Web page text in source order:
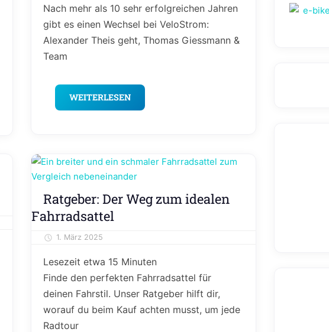
Nach mehr als 10 sehr erfolgreichen Jahren
gibt es einen Wechsel bei VeloStrom:
Alexander Theis geht, Thomas Giessmann &
Team
WEITERLESEN
Meinung
&
Zubehör
Ratgeber: Der Weg zum idealen
Fahrradsattel
1. März 2025
Lesezeit etwa 15 Minuten
Finde den perfekten Fahrradsattel für
deinen Fahrstil. Unser Ratgeber hilft dir,
worauf du beim Kauf achten musst, um jede
Radtour